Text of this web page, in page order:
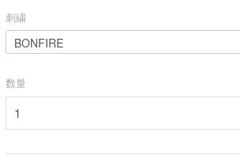
刺繍
数量